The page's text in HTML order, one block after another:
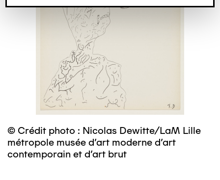
© Crédit photo : Nicolas Dewitte/LaM Lille
métropole musée d’art moderne d’art
contemporain et d’art brut